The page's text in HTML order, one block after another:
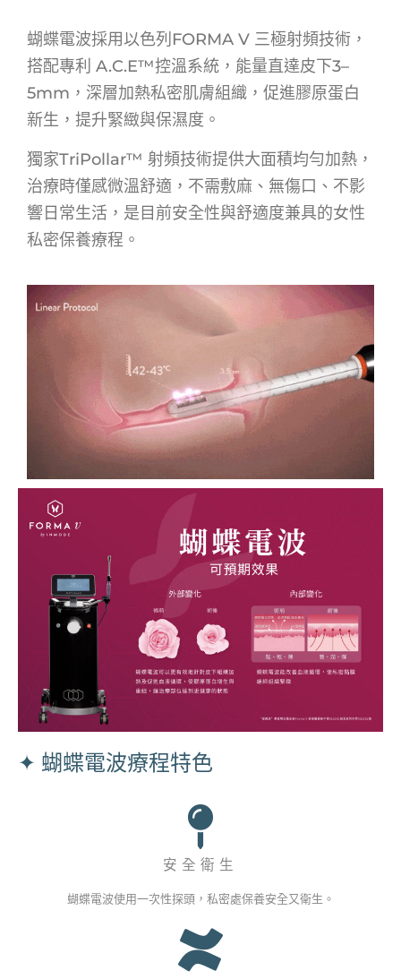
蝴蝶電波採用以色列FORMA V 三極射頻技術，
搭配專利 A.C.E™控溫系統，能量直達皮下3–
5mm，深層加熱私密肌膚組織，促進膠原蛋白
新生，提升緊緻與保濕度。
獨家TriPollar™ 射頻技術提供大面積均勻加熱，
治療時僅感微溫舒適，不需敷麻、無傷口、不影
響日常生活，是目前安全性與舒適度兼具的女性
私密保養療程。
✦ 蝴蝶電波療程特色
安全衛生
蝴蝶電波使用一次性探頭，私密處保養安全又衛生。